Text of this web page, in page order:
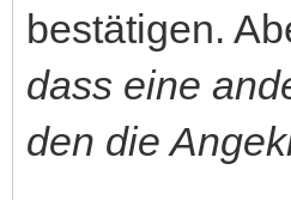
bestätigen.
dass eine
den die